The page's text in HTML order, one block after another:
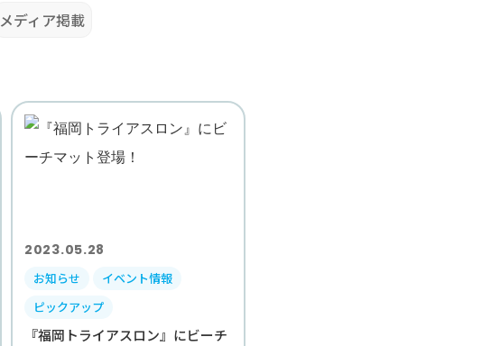
メディア掲載
2023.05.28
お知らせ
イベント情報
ピックアップ
『福岡トライアスロン』にビーチ